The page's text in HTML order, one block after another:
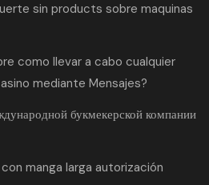
sin products sobre maquinas
como llevar a cabo cualquier
mediante Mensajes?
букмекерской компании
manga larga autorización